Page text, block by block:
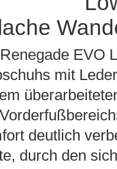
EVO
mit
deutlich
durch den